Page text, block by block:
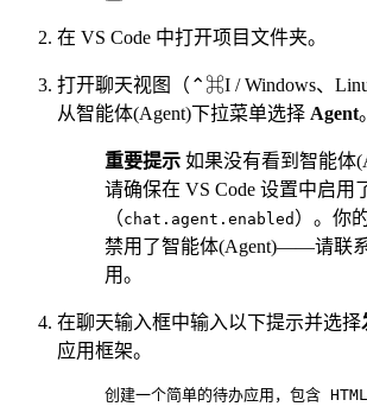
在 VS Code 中打开项目文件夹。
打开聊天视图（⌃⌘I / Windows、
从智能体(Agent)下拉菜单选择 Agent。
重要提示 如果没有看到智能体
请确保在 VS Code 设置中启用
（chat.agent.enabled ）。你
禁用了智能体(Agent)——请联
用。
在聊天输入框中输入以下提示并选择
应用框架。
创建一个简单的待办应用，包含